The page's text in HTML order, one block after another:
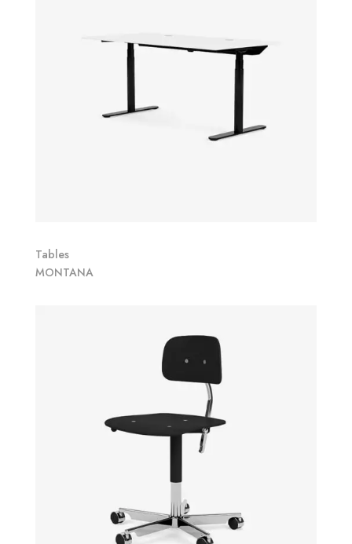
Tables
MONTANA